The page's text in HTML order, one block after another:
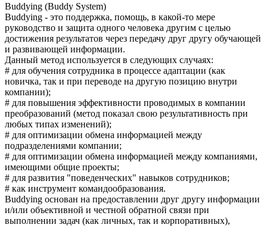
Buddying (Buddy System)
Buddying - это поддержка, помощь, в какой-то мере
руководство и защита одного человека другим с целью
достижения результатов через передачу друг другу обучающей
и развивающей информации.
Данный метод используется в следующих случаях:
# для обучения сотрудника в процессе адаптации (как
новичка, так и при переводе на другую позицию внутри
компании);
# для повышения эффективности проводимых в компании
преобразований (метод показал свою результативность при
любых типах изменений);
# для оптимизации обмена информацией между
подразделениями компании;
# для оптимизации обмена информацией между компаниями,
имеющими общие проекты;
# для развития "поведенческих" навыков сотрудников;
# как инструмент командообразования.
Buddying основан на предоставлении друг другу информации
и/или объективной и честной обратной связи при
выполнении задач (как личных, так и корпоративных),